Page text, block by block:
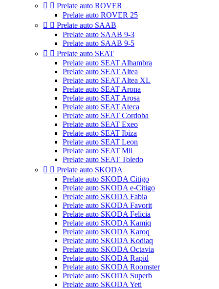
  Prelate auto ROVER
Prelate auto ROVER 25
  Prelate auto SAAB
Prelate auto SAAB 9-3
Prelate auto SAAB 9-5
  Prelate auto SEAT
Prelate auto SEAT Alhambra
Prelate auto SEAT Altea
Prelate auto SEAT Altea XL
Prelate auto SEAT Arona
Prelate auto SEAT Arosa
Prelate auto SEAT Ateca
Prelate auto SEAT Cordoba
Prelate auto SEAT Exeo
Prelate auto SEAT Ibiza
Prelate auto SEAT Leon
Prelate auto SEAT Mii
Prelate auto SEAT Toledo
  Prelate auto SKODA
Prelate auto SKODA Citigo
Prelate auto SKODA e-Citigo
Prelate auto SKODA Fabia
Prelate auto SKODA Favorit
Prelate auto SKODA Felicia
Prelate auto SKODA Kamiq
Prelate auto SKODA Karoq
Prelate auto SKODA Kodiaq
Prelate auto SKODA Octavia
Prelate auto SKODA Rapid
Prelate auto SKODA Roomster
Prelate auto SKODA Superb
Prelate auto SKODA Yeti